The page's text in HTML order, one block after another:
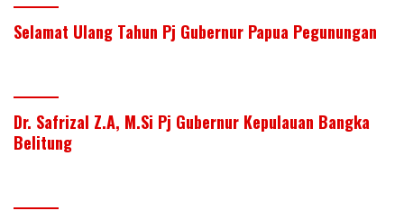
Selamat Ulang Tahun Pj Gubernur Papua Pegunungan
Dr. Safrizal Z.A, M.Si Pj Gubernur Kepulauan Bangka
Belitung